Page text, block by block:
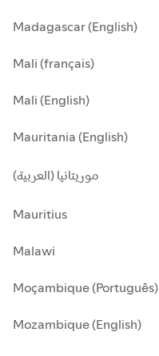
Madagascar (English)
Mali (français)
Mali (English)
Mauritania (English)
موريتانيا (العربية)
Mauritius
Malawi
Moçambique (Português)
Mozambique (English)